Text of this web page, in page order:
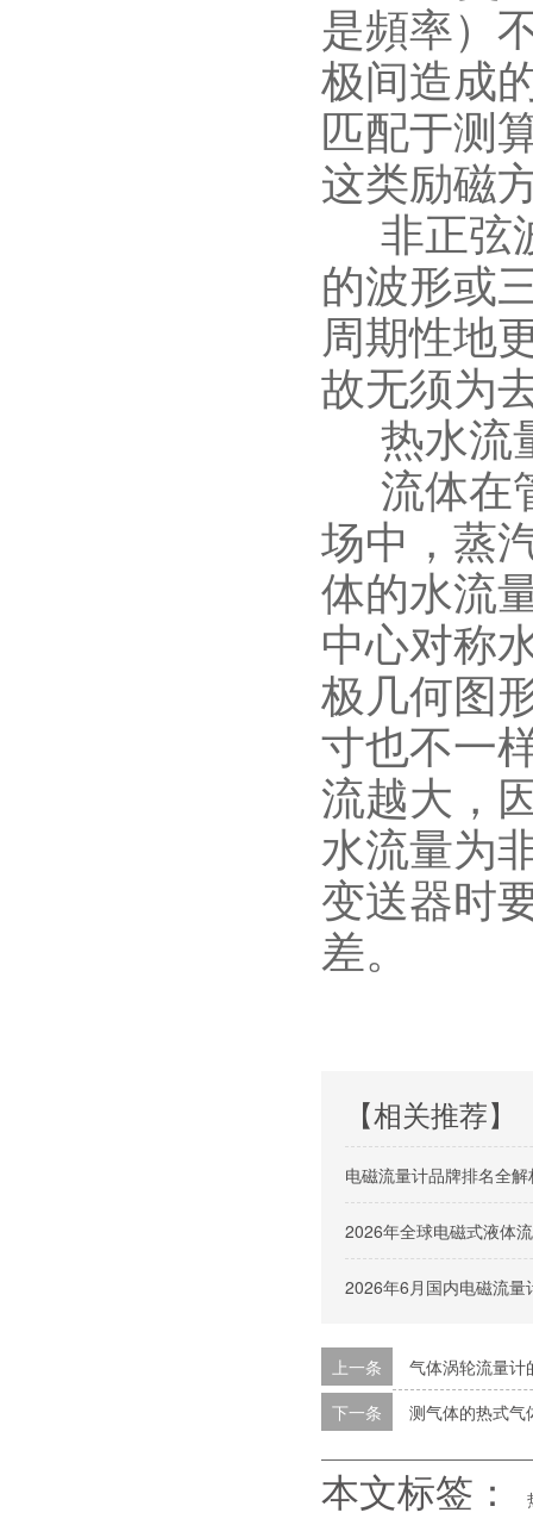
是頻率）
极间造成
匹配于测
这类励磁
非正弦
的波形或
周期性地
故无须为
热水流
流体在
场中，蒸
体的水流
中心对称
极几何图
寸也不一
流越大，
水流量为
变送器时
差。
【相关推荐】
电磁流量计品牌排名全
2026年全球电磁式液体
2026年6月国内电磁流
上一条
气体涡轮流量计
下一条
测气体的热式气
本文标签：